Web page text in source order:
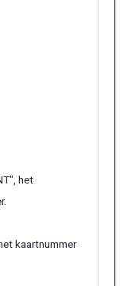
", het
kaartnummer